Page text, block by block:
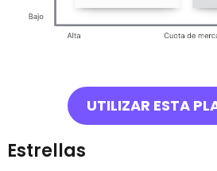
UTILIZAR ESTA
Estrellas